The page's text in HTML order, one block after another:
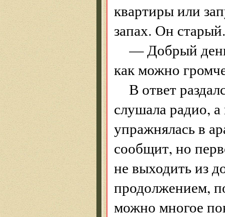
квартиры или
запах. Он старый.
— Добрый
как можно
В ответ
слушала радио,
упражнялась в
сообщит, но
не выходить из
продолжением,
можно многое